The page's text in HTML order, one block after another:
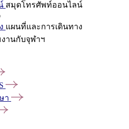
สมุดโทรศัพท์ออนไลน์
แผนที่และการเดินทาง
งานกับจุฬาฯ
า